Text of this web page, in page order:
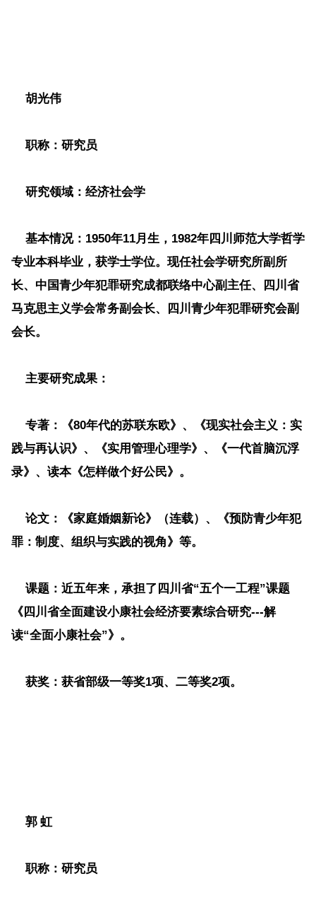
胡光伟
职称：研究员
研究领域：经济社会学
基本情况：1950年11月生，1982年四川师范大学哲学
专业本科毕业，获学士学位。现任社会学研究所副所
长、中国青少年犯罪研究成都联络中心副主任、四川省
马克思主义学会常务副会长、四川青少年犯罪研究会副
会长。
主要研究成果：
专著：
《80年代的苏联东欧》、《现实社会主义：实
践与再认识》、《实用管理心理学》、《一代首脑沉浮
录》、读本《怎样做个好公民》。
论文：《家庭婚姻新论》（连载）、《预防青少年犯
罪：制度、组织与实践的视角》等。
课题： 近五年来，承担了四川省“五个一工程”课题
《四川省全面建设小康社会经济要素综合研究---解
读“全面小康社会”》。
获奖：获省部级一等奖1项、二等奖2项。
郭 虹
职称：研究员